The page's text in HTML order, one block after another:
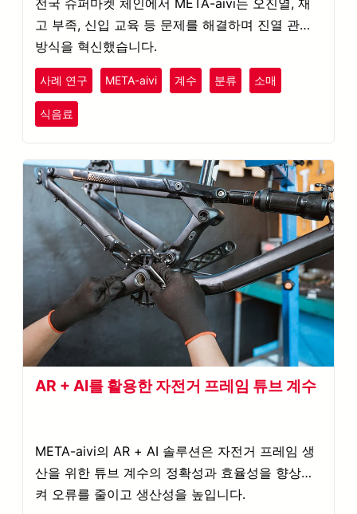
고 부족, 신입 교육 등 문제를 해결하며 진열 관리
방식을 혁신했습니다.
사례 연구 META-aivi 계수 분류 소매
식음료
AR + AI를 활용한 자전거 프레임 튜브 계수
META-aivi의 AR + AI 솔루션은 자전거 프레임 생
산을 위한 튜브 계수의 정확성과 효율성을 향상시
켜 오류를 줄이고 생산성을 높입니다.